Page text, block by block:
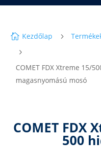
 Kezdőlap 5
5
COMET FDX Xtreme 15/
magasnyomású mosó
COMET FDX
500